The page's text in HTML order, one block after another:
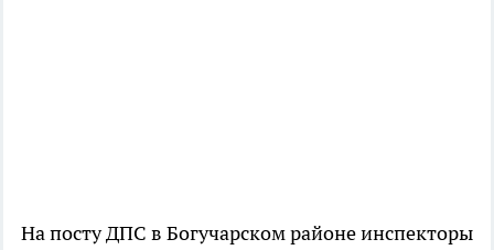
На посту ДПС в Богучарском районе инспекторы